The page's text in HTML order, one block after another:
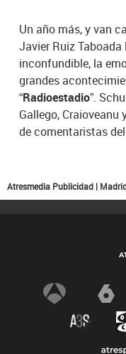
Un año más, y van
Javier Ruiz
inconfundible, la
grandes
“Radioestadio”.
Gallego, Craioveanu
de comentaristas
Atresmedia Publicidad |